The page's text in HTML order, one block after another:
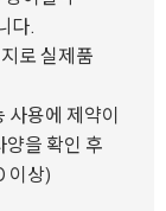
다.
로 실제품
사용에 제약이
을 확인 후
이상)